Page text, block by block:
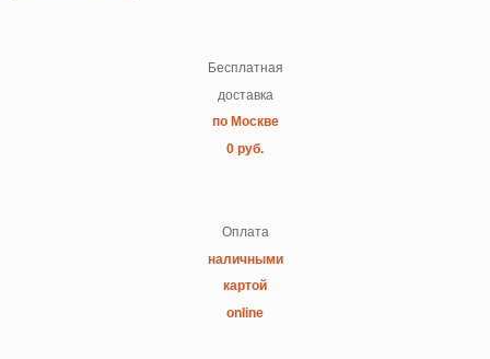
Бесплатная
доставка
по Москве
0 руб.
Оплата
наличными
картой
online